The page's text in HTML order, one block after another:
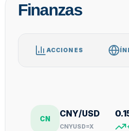
Finanzas
ACCIONES
CN
CNY/USD
CNYUSD=X